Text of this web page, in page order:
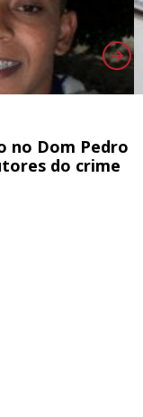
no Dom Pedro
do crime